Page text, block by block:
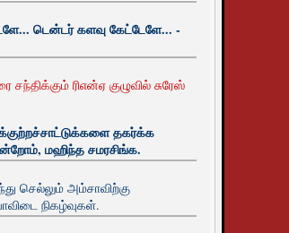
டென்டர் களவு கேட்டேளே... -
சந்திக்கும் ரிஎன்ஏ குழுவில் சுரேஸ்
தகர்க்க
மஹிந்த சமரசிங்க.
செல்லும் அம்சாவிற்கு
நிகழ்வுகள்.